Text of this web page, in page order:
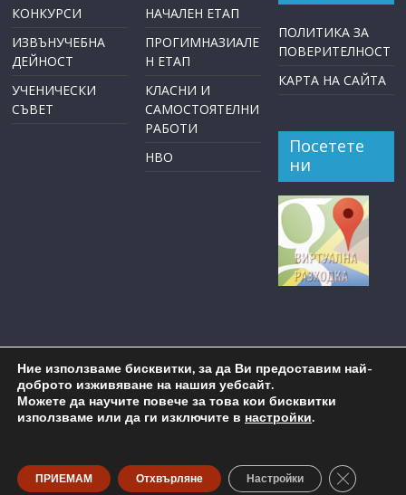
КОНКУРСИ
ИЗВЪНУЧЕБНА
ДЕЙНОСТ
УЧЕНИЧЕСКИ
СЪВЕТ
НАЧАЛЕН ЕТАП
ПРОГИМНАЗИАЛЕ
Н ЕТАП
КЛАСНИ И
САМОСТОЯТЕЛНИ
РАБОТИ
НВО
ПОЛИТИКА ЗА
ПОВЕРИТЕЛНОСТ
КАРТА НА САЙТА
Посетете
ни
Copyright © 2026ОУ "Пейо Крачолов Яворов" Бургас
Ние използваме бисквитки, за да Ви предоставим най-
доброто изживяване на нашия уебсайт.
Можете да научите повече за това кои бисквитки
използваме или да ги изключите в настройки.
ПРИЕМАМ Отхвърляне Настройки Close